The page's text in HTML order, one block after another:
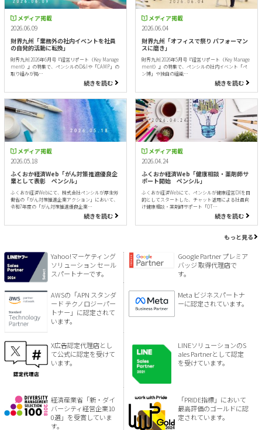
メディア掲載
2026.06.09
財界九州「業務外の社内イベントを社員
の自発的活動に転換」
財界九州 2026年6月号『経営リポート（Key Manage
ment）』の特集で、ペンシルのD&Iや「CAMP」の
取り組みが掲…
続きを読む
メディア掲載
2026.06.04
財界九州「オフィスで祭り パフォーマン
スに磨き」
財界九州 2026年5月号『経営リポート（Key Manage
ment）』の特集で、ペンシルの社内イベント「ペ
ン博」や独自の組織…
続きを読む
メディア掲載
2026.05.18
ふくおか経済Web「がん対策推進優良企
業として表彰 ペンシル」
ふくおか経済Webにて、株式会社ペンシルが厚生労
働省の「がん対策推進企業アクション」において、
令和7年度の「がん対策推進優良企業…
続きを読む
メディア掲載
2026.04.24
ふくおか経済Web「健康相談・薬剤師サ
ポート開始 ペンシル」
ふくおか経済Webにて、ペンシルが健康経営DXを目
的としてスタートした、チャット活用による社員向
け健康相談・薬剤師サポート「OT…
続きを読む
もっと見る
Yahoo!マーケティング
ソリューション セール
スパートナーです。
Google Partner プレミア
バッジ 取得代理店で
す。
AWSの「APN スタンダ
ード テクノロジーパー
トナー」に認定されて
います。
Meta ビジネスパートナ
ーに認定されています。
X広告認定代理店とし
て公式に認定を受けて
います。
LINEソリューションのS
ales Partnerとして認定
を受けています。
経済産業省「新・ダイ
バーシティ経営企業10
0選」を受賞していま
す。
「PRIDE指標」において
最高評価のゴールドに認
定されています。